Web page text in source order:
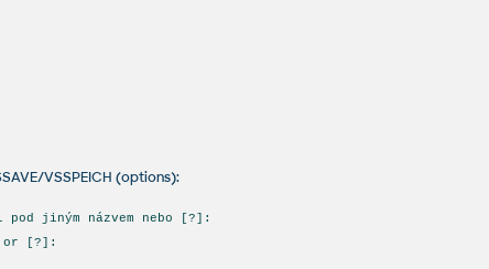
VSSPEICH (options):
jiným názvem nebo [?]:
or [?]: